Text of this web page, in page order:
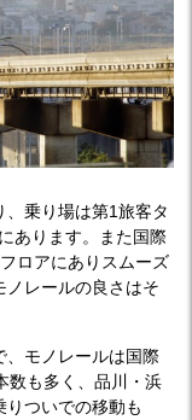
乗り場は第1旅客タ
あります。また国際
ロアにありスムーズ
ノレールの良さはそ
、モノレールは国際
数も多く、品川・浜
ついでの移動も